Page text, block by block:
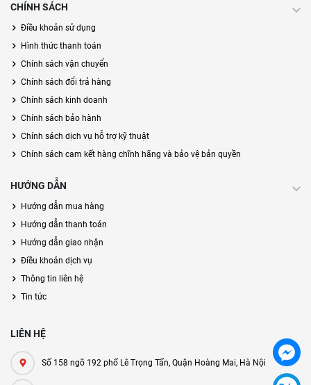
CHÍNH SÁCH
Điều khoản sử dụng
Hình thức thanh toán
Chính sách vận chuyển
Chính sách đổi trả hàng
Chính sách kinh doanh
Chính sách bảo hành
Chính sách dịch vụ hỗ trợ kỹ thuật
Chính sách cam kết hàng chĩnh hãng và bảo vệ bản quyền
HƯỚNG DẪN
Hướng dẫn mua hàng
Hướng dẫn thanh toán
Hướng dẫn giao nhận
Điều khoản dịch vụ
Thông tin liên hệ
Tin tức
LIÊN HỆ
Số 158 ngõ 192 phố Lê Trọng Tấn, Quận Hoàng Mai, Hà Nội